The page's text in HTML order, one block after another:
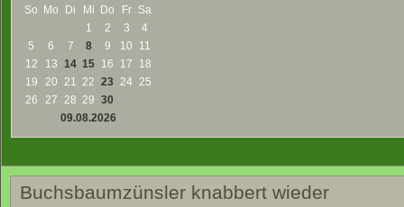
So Mo Di Mi Do Fr
Sa
1
2 3
4
5
6 7 8 9 10
11
12
13 14 15 16 17
18
19
20 21 22 23 24 25
26
27 28 29 30
09.08.2026
Buchsbaumzünsler knabbert wieder